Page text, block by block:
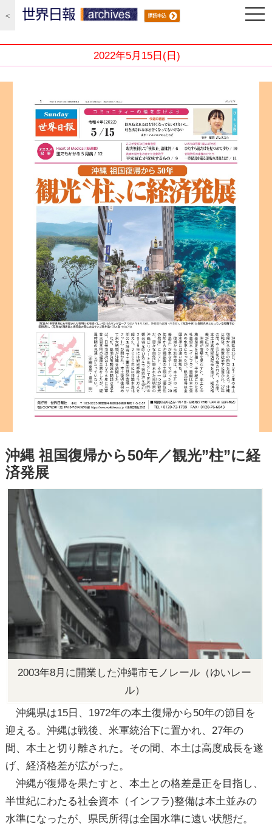
＜
編集局 2022/5/15Sunday世界日報
2022年5月15日(日)
沖縄 祖国復帰から50年／観光”柱”に経
済発展
2003年8月に開業した沖縄市モノレール（ゆいレー
ル）
沖縄県は15日、1972年の本土復帰から50年の節目を
迎える。沖縄は戦後、米軍統治下に置かれ、27年の
間、本土と切り離された。その間、本土は高度成長を遂
げ、経済格差が広がった。
沖縄が復帰を果たすと、本土との格差是正を目指し、
半世紀にわたる社会資本（インフラ)整備は本土並みの
水準になったが、県民所得は全国水準に遠い状態だ。